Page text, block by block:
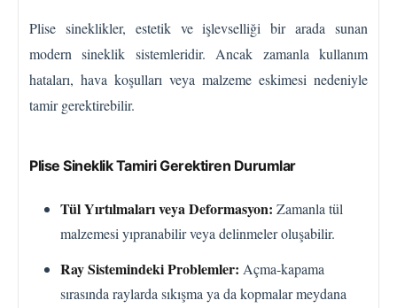
Plise sineklikler, estetik ve işlevselliği bir arada sunan
modern sineklik sistemleridir. Ancak zamanla kullanım
hataları, hava koşulları veya malzeme eskimesi nedeniyle
tamir gerektirebilir.
Plise Sineklik Tamiri Gerektiren Durumlar
Tül Yırtılmaları veya Deformasyon: Zamanla tül
malzemesi yıpranabilir veya delinmeler oluşabilir.
Ray Sistemindeki Problemler: Açma-kapama
sırasında raylarda sıkışma ya da kopmalar meydana